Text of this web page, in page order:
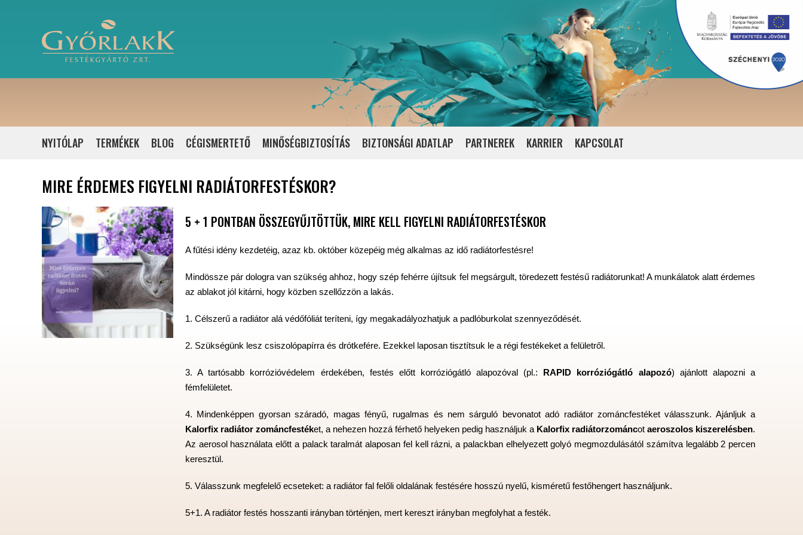
NYITÓLAP TERMÉKEK BLOG CÉGISMERTETŐ MINŐSÉGBIZTOSÍTÁS BIZTONSÁGI ADATLAP PARTNEREK KARRIER KAPCSOLAT
MIRE ÉRDEMES FIGYELNI RADIÁTORFESTÉSKOR?
5 + 1 PONTBAN ÖSSZEGYŰJTÖTTÜK, MIRE KELL FIGYELNI RADIÁTORFESTÉSKOR
A fűtési idény kezdetéig, azaz kb. október közepéig még alkalmas az idő radiátorfestésre!
Mindössze pár dologra van szükség ahhoz, hogy szép fehérre újítsuk fel megsárgult, töredezett festésű radiátorunkat! A munkálatok alatt érdemes
az ablakot jól kitárni, hogy közben szellőzzön a lakás.
1. Célszerű a radiátor alá védőfóliát teríteni, így megakadályozhatjuk a padlóburkolat szennyeződését.
2. Szükségünk lesz csiszolópapírra és drótkefére. Ezekkel laposan tisztítsuk le a régi festékeket a felületről.
3. A tartósabb korrózióvédelem érdekében, festés előtt korróziógátló alapozóval (pl.: RAPID korróziógátló alapozó) ajánlott alapozni a
fémfelületet.
4. Mindenképpen gyorsan száradó, magas fényű, rugalmas és nem sárguló bevonatot adó radiátor zománcfestéket válasszunk. Ajánljuk a
Kalorfix radiátor zománcfestéket, a nehezen hozzá férhető helyeken pedig használjuk a Kalorfix radiátorzománcot aeroszolos kiszerelésben.
Az aerosol használata előtt a palack taralmát alaposan fel kell rázni, a palackban elhelyezett golyó megmozdulásától számítva legalább 2 percen
keresztül.
5. Válasszunk megfelelő ecseteket: a radiátor fal felőli oldalának festésére hosszú nyelű, kisméretű festőhengert használjunk.
5+1. A radiátor festés hosszanti irányban történjen, mert kereszt irányban megfolyhat a festék.